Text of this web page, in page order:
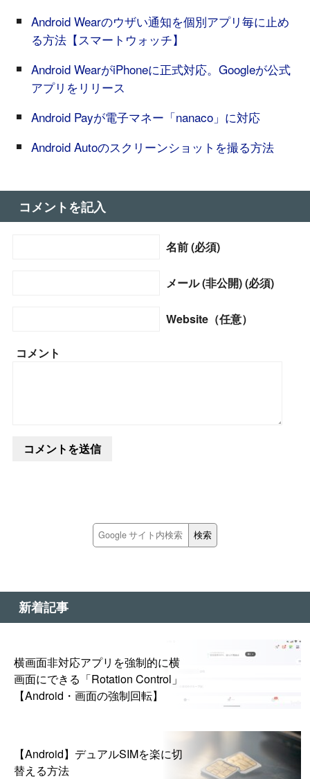
Android Wearのウザい通知を個別アプリ毎に止め
る方法【スマートウォッチ】
Android WearがiPhoneに正式対応。Googleが公式
アプリをリリース
Android Payが電子マネー「nanaco」に対応
Android Autoのスクリーンショットを撮る方法
コメントを記入
名前 (必須)
メール (非公開) (必須)
Website（任意）
コメント
新着記事
横画面非対応アプリを強制的に横
画面にできる「Rotation Control」
【Android・画面の強制回転】
【Android】デュアルSIMを楽に切
替える方法